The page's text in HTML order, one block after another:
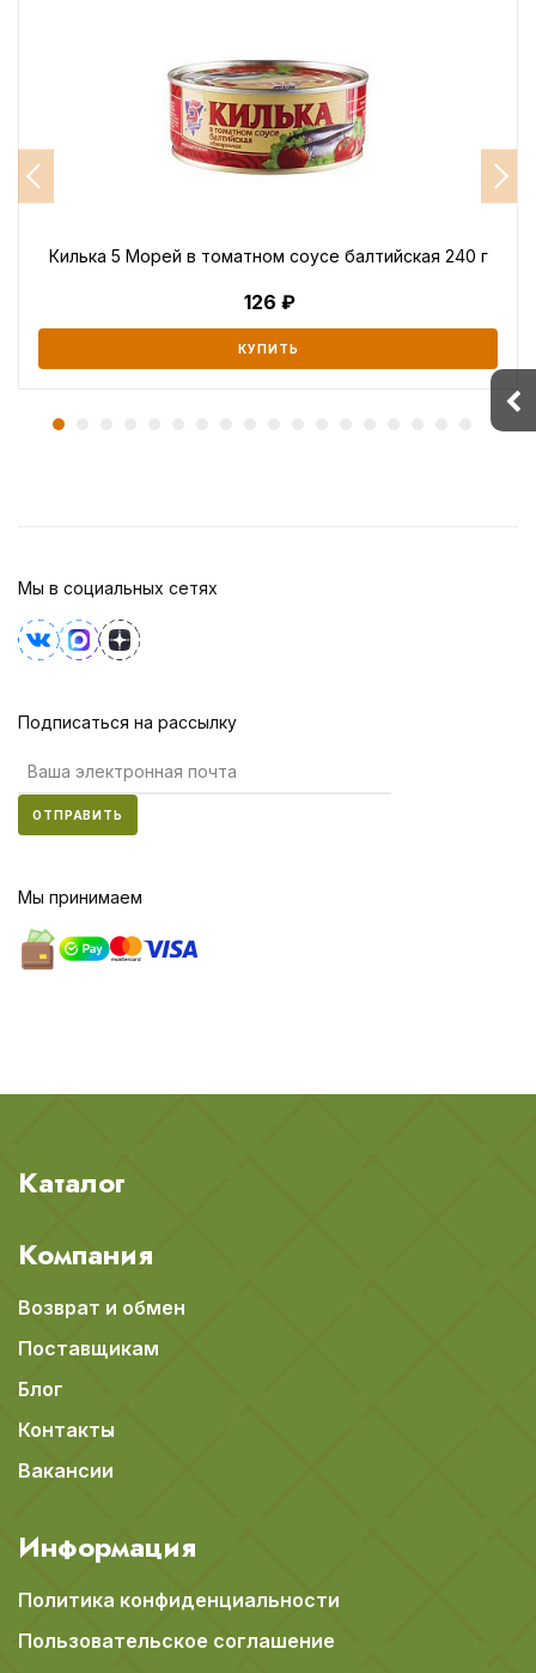
Килька 5 Морей в томатном соусе балтийская 240 г
126
КУПИТЬ
Мы в социальных сетях
Подписаться на рассылку
ОТПРАВИТЬ
Мы принимаем
Каталог
Компания
Возврат и обмен
Поставщикам
Блог
Контакты
Вакансии
Информация
Политика конфиденциальности
Пользовательское соглашение